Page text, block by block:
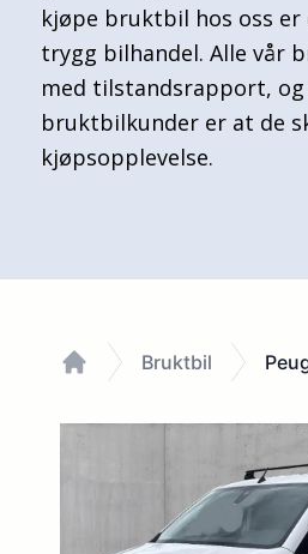
kjøpe bruktbil hos oss
trygg bilhandel. Alle vår
med tilstandsrapport,
bruktbilkunder er at de
kjøpsopplevelse.
Bruktbil